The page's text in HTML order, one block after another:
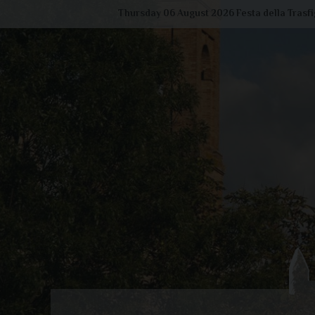
Thursday 06 August 2026 Festa della